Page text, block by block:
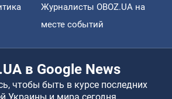
Журналисты OBOZ.UA на
месте событий
в Google News
чтобы быть в курсе последних
Украины и мира сегодня